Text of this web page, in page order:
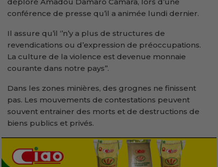
conférence de presse qu’il a animée lundi dernier.
Il assure qu’il ‘’n’y a plus de structures de
revendications ou d’expression de préoccupations.
La culture de la violence est devenue monnaie
courante dans notre pays’’.
Dans les zones minières, des grognes ne finissent
pas. Les mouvements de contestations peuvent
souvent entrainer des morts et de destructions de
biens publics et privés.